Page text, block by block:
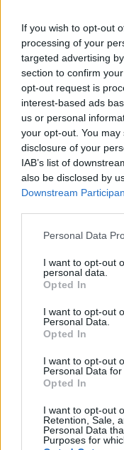
If you wish to opt-out
processing of your
targeted advertising
section to confirm
opt-out request is
interest-based ads
us or personal
your opt-out. You
disclosure of your
IAB’s list of
also be disclosed by
Downstream
Please note that this
not limited to your
grant or deny
use your data for
consent section.
Personal Data
I want to opt-out
personal data.
Opted In
I want to opt-out
Personal Data.
Opted In
I want to opt-out
Personal Data for
Opted In
I want to opt-out
Retention, Sale,
Personal Data
Purposes for
Antes da temporada
Cavs para o Lakers
de quatro anos que
38 milhões.
Em novembro de
uma extensão do
que o manterá com a
milhões por ano no
LeBron James
Dentro da próxima
momento. Antes de
clube de atletas de
atualmente seis
bilhão), Floyd
1,15 bilhão), Arnold
Quando você